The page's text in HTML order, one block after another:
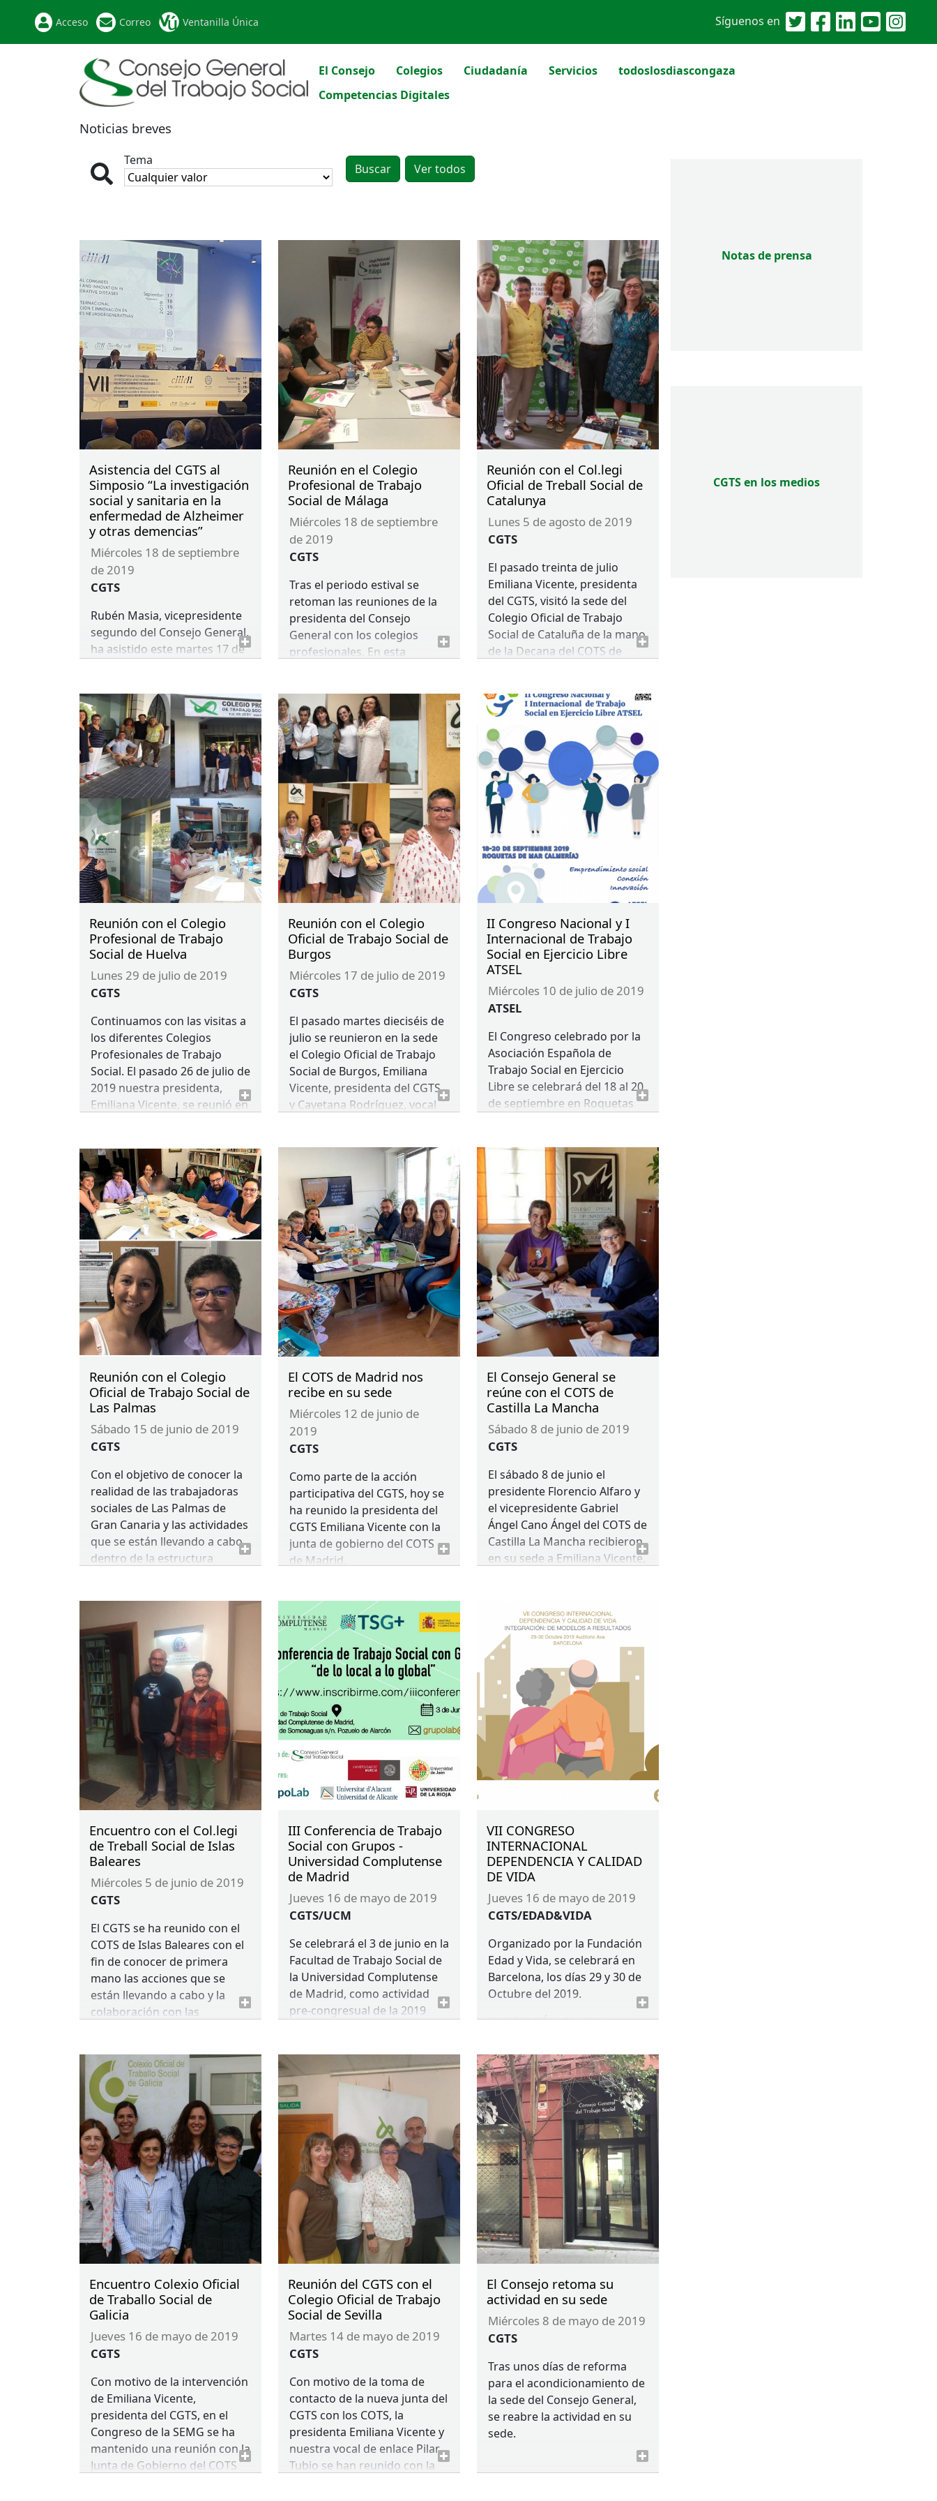
Acceso Correo Ventanilla Única Síguenos en
El Consejo Colegios Ciudadanía Servicios
todoslosdiascongaza
Competencias Digitales
Noticias breves
Tema
Asistencia del CGTS al
Simposio “La investigación
social y sanitaria en la
enfermedad de Alzheimer
y otras demencias”
miércoles 18 de septiembre
de 2019
CGTS
Rubén Masia, vicepresidente
segundo del Consejo General,
ha asistido este martes 17 de
en la enfermedad de
Alzheimer y otras demencias”
organizado por el Instituto de
Mayores y Servicios Sociales
(IMSERSO), la Fundación
Reina Sofía, la FundaciónCIEN
CREde Alzheimer, Ceafa y con
la colaboración de la
Federación Valenciana de
Alzheimer (Fevafa).
Reunión en el Colegio
Profesional de Trabajo
Social de Málaga
miércoles 18 de septiembre
de 2019
CGTS
Tras el periodo estival se
retoman las reuniones de la
presidenta del Consejo
General con los colegios
profesionales. En esta
Colegio Profesional de
Trabajo Social de Málaga.
Reunión con el Col.legi
Oficial de Treball Social de
Catalunya
lunes 5 de agosto de 2019
CGTS
El pasado treinta de julio
Emiliana Vicente, presidenta
del CGTS, visitó la sede del
Colegio Oficial de Trabajo
Social de Cataluña de la mano
de la Decana del COTS de
Directiva, Mercè Civit y
Juanma Rivera. También
asistió a la reunión Lluïsa
Moncunill, vocal delCGTSy
figura de enlace con este
colegio.
Reunión con el Colegio
Profesional de Trabajo
Social de Huelva
lunes 29 de julio de 2019
CGTS
Continuamos con las visitas a
los diferentes Colegios
Profesionales de Trabajo
Social. El pasado 26 de julio de
2019 nuestra presidenta,
Emiliana Vicente, se reunió en
Piedra, y con las demás
compañeras del colegio.
Reunión con el Colegio
Oficial de Trabajo Social de
Burgos
miércoles 17 de julio de 2019
CGTS
El pasado martes dieciséis de
julio se reunieron en la sede
el Colegio Oficial de Trabajo
Social de Burgos, Emiliana
Vicente, presidenta del CGTS,
y Cayetana Rodríguez, vocal
de Burgos, y con las
compañeras de la Junta
Directiva del COTSde Burgos,
con el objetivo de presentar
las acciones de trabajo del
Consejo en este 2019 y
conocer de primera mano las
actividades y preocupaciones
que tiene el Colegio.
II Congreso Nacional y I
Internacional de Trabajo
Social en Ejercicio Libre
ATSEL
miércoles 10 de julio de 2019
ATSEL
El Congreso celebrado por la
Asociación Española de
Trabajo Social en Ejercicio
Libre se celebrará del 18 al 20
de septiembre en Roquetas
Reunión con el Colegio
Oficial de Trabajo Social de
Las Palmas
sábado 15 de junio de 2019
CGTS
Con el objetivo de conocer la
realidad de las trabajadoras
sociales de Las Palmas de
Gran Canaria y las actividades
que se están llevando a cabo
dentro de la estructura
recibidas en la sede del
de Las Palmas por la
presidenta, Laura Monroy, la
vocal de Formación, Ana del
Pilar Suárez, el tesorero,
Ismael de la Fe, la vocal por la
Isla de Fuerteventura, Lole
Fabelo y la gerente, Beatriz
Guedes.
El COTS de Madrid nos
recibe en su sede
miércoles 12 de junio de
2019
CGTS
Como parte de la acción
participativa del CGTS, hoy se
ha reunido la presidenta del
CGTS Emiliana Vicente con la
junta de gobierno del COTS
de Madrid.
El Consejo General se
reúne con el COTS de
Castilla La Mancha
sábado 8 de junio de 2019
CGTS
El sábado 8 de junio el
presidente Florencio Alfaro y
el vicepresidente Gabriel
Ángel Cano Ángel del COTS de
Castilla La Mancha recibieron
en su sede a Emiliana Vicente,
geenral y vocal de enlace
CGTS-Colegio.
Encuentro con el Col.legi
de Treball Social de Islas
Baleares
miércoles 5 de junio de 2019
CGTS
El CGTS se ha reunido con el
COTS de Islas Baleares con el
fin de conocer de primera
mano las acciones que se
están llevando a cabo y la
colaboración con las
2019.
III Conferencia de Trabajo
Social con Grupos -
Universidad Complutense
de Madrid
jueves 16 de mayo de 2019
CGTS/UCM
Se celebrará el 3 de junio en la
Facultad de Trabajo Social de
la Universidad Complutense
de Madrid, como actividad
pre-congresual de la 2019
de junio.
Evento gratuito.
VII CONGRESO
INTERNACIONAL
DEPENDENCIA Y CALIDAD
DE VIDA
jueves 16 de mayo de 2019
CGTS/EDAD&VIDA
Organizado por la Fundación
Edad y Vida, se celebrará en
Barcelona, los días 29 y 30 de
Octubre del 2019.
INSCRIPCIÓNONLINE
Encuentro Colexio Oficial
de Traballo Social de
Galicia
jueves 16 de mayo de 2019
CGTS
Con motivo de la intervención
de Emiliana Vicente,
presidenta del CGTS, en el
Congreso de la SEMG se ha
mantenido una reunión con la
Junta de Gobierno del COTS
Reunión del CGTS con el
Colegio Oficial de Trabajo
Social de Sevilla
martes 14 de mayo de 2019
CGTS
Con motivo de la toma de
contacto de la nueva junta del
CGTS con los COTS, la
presidenta Emiliana Vicente y
nuestra vocal de enlace Pilar
Tubio se han reunido con la
El Consejo retoma su
actividad en su sede
miércoles 8 de mayo de 2019
CGTS
Tras unos días de reforma
para el acondicionamiento de
la sede del Consejo General,
se reabre la actividad en su
sede.
Notas de prensa
CGTS en los medios